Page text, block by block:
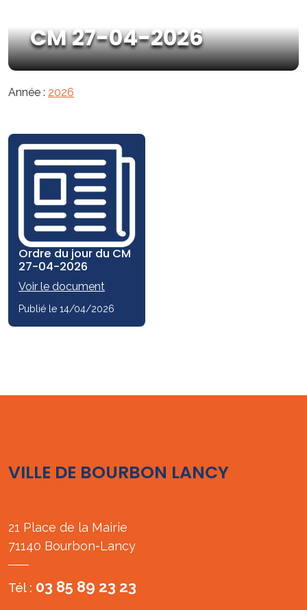
CM 27-04-2026
Année : 2026
Ordre du jour du CM
27-04-2026
Voir le document
Publié le 14/04/2026
VILLE DE BOURBON LANCY
21 Place de la Mairie
71140 Bourbon-Lancy
Tél : 03 85 89 23 23